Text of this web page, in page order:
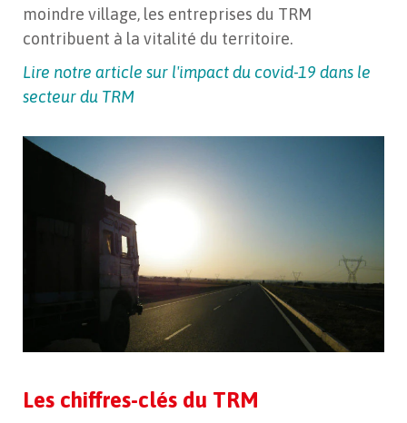
moindre village, les entreprises du TRM
contribuent à la vitalité du territoire.
Lire notre article sur l'impact du covid-19 dans le
secteur du TRM
Les chiffres-clés du TRM